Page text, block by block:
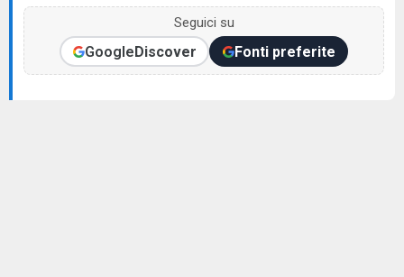
Seguici su
GoogleDiscover Fonti preferite